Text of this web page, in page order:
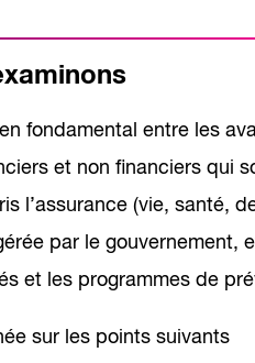
fondamental entre les
et non financiers qui
l’assurance (vie, santé,
par le
et les programmes de
sur les points suivants